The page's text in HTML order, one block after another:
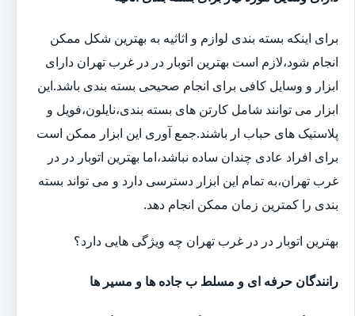
برای اینکه بسته بندی لوازم و اثاثیه به بهترین شکل ممکن
انجام شود،لازم است بهترین اتوبار در در غرب تهران دارای
ابزار و وسایل کافی برای انجام صحیحی بسته بندی باشد.این
ابزار می توانند شامل کارتن های بسته بندی،نایلون،فویل و
پلاستیک های حباب ار باشند.جمع آوری این ابزار ممکن است
برای افراد عادی چندان ساده نباشد،اما بهترین اتوبار در در
غرب تهران،به تمام این ابزار دسترسی دارد و می تواند بسته
بندی را کمترین زمان ممکن انجام دهد.
بهترین اتوبار در در غرب تهران چه ویژگی هایی دارد؟
رانندگان حرفه ای و مسلط ب جاده ها و مسیر ها